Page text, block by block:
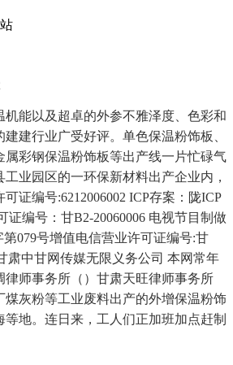
能以及超卓的外参不雅泽度、色彩和
建行业广受好评。单色保温粉饰板、
属彩钢保温粉饰板等出产线一片忙碌气
业园区的一环保新材料出产企业内，
证编号:6212006002 ICP存案：陇ICP
证编号：甘B2-20060006 电视节目制做
079号增值电信营业许可证编号:甘
肃中甘网传媒无限义务公司 本网常年
律师事务所（）甘肃天旺律师事务所
煤灰粉等工业废料出产的外增保温粉饰
地。连日来，工人们正加班加点赶制